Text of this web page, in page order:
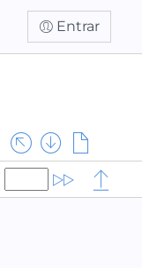
Entrar